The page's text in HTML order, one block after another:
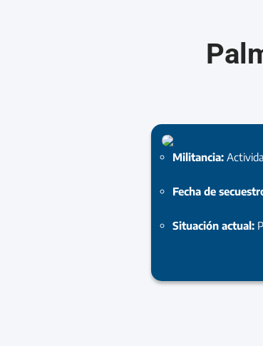
Militancia:
Fecha de
Situación actual: